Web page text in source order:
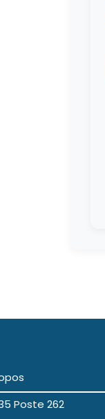
Poste 262